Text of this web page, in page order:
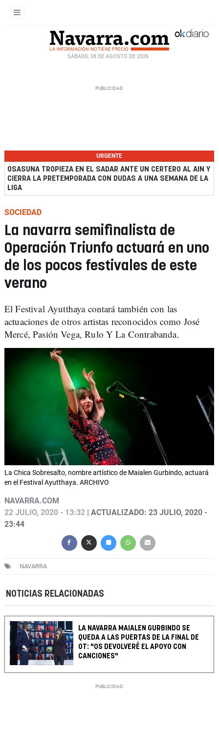
SÁBADO, 08 DE AGOSTO DE 2026
URGENTE
OSASUNA TROPIEZA EN EL SADAR ANTE UN CERTERO AL AIN Y
CIERRA LA PRETEMPORADA CON DUDAS A UNA SEMANA DE LA
LIGA
SOCIEDAD
La navarra semifinalista de
Operación Triunfo actuará en uno
de los pocos festivales de este
verano
El Festival Ayutthaya contará también con las
actuaciones de otros artistas reconocidos como José
Mercé, Pasión Vega, Rulo Y La Contrabanda.
La Chica Sobresalto, nombre artístico de Maialen Gurbindo, actuará
en el Festival Ayutthaya. ARCHIVO
NAVARRA.COM
22 JULIO, 2020 - 13:32 | ACTUALIZADO: 23 JULIO, 2020 -
23:44
NAVARRA
NOTICIAS RELACIONADAS
LA NAVARRA MAIALEN GURBINDO SE
QUEDA A LAS PUERTAS DE LA FINAL DE
OT: "OS DEVOLVERÉ EL APOYO CON
CANCIONES"